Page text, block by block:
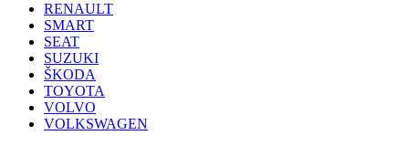
RENAULT
SMART
SEAT
SUZUKI
ŠKODA
TOYOTA
VOLVO
VOLKSWAGEN